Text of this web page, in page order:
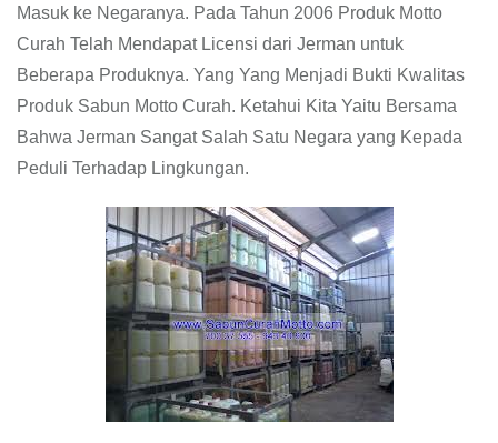
Masuk ke Negaranya. Pada Tahun 2006 Produk Motto
Curah Telah Mendapat Licensi dari Jerman untuk
Beberapa Produknya. Yang Yang Menjadi Bukti Kwalitas
Produk Sabun Motto Curah. Ketahui Kita Yaitu Bersama
Bahwa Jerman Sangat Salah Satu Negara yang Kepada
Peduli Terhadap Lingkungan.